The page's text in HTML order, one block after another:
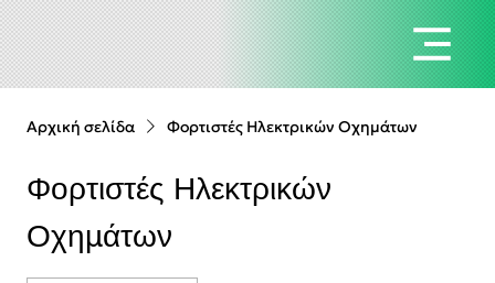
Αρχική σελίδα Φορτιστές Ηλεκτρικών Οχημάτων
Φορτιστές Ηλεκτρικών
Οχημάτων